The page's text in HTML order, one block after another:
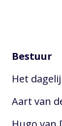
Bestuur
Het
Aart van